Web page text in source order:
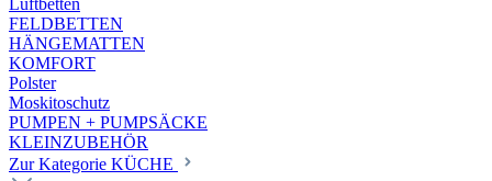
Luftbetten
FELDBETTEN
HÄNGEMATTEN
KOMFORT
Polster
Moskitoschutz
PUMPEN + PUMPSÄCKE
KLEINZUBEHÖR
Zur Kategorie KÜCHE